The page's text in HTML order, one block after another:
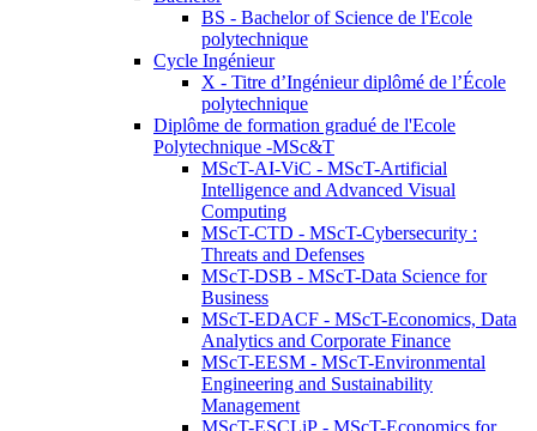
BS - Bachelor of Science de l'Ecole
polytechnique
Cycle Ingénieur
X - Titre d’Ingénieur diplômé de l’École
polytechnique
Diplôme de formation gradué de l'Ecole
Polytechnique -MSc&T
MScT-AI-ViC - MScT-Artificial
Intelligence and Advanced Visual
Computing
MScT-CTD - MScT-Cybersecurity :
Threats and Defenses
MScT-DSB - MScT-Data Science for
Business
MScT-EDACF - MScT-Economics, Data
Analytics and Corporate Finance
MScT-EESM - MScT-Environmental
Engineering and Sustainability
Management
MScT-ESCLiP - MScT-Economics for